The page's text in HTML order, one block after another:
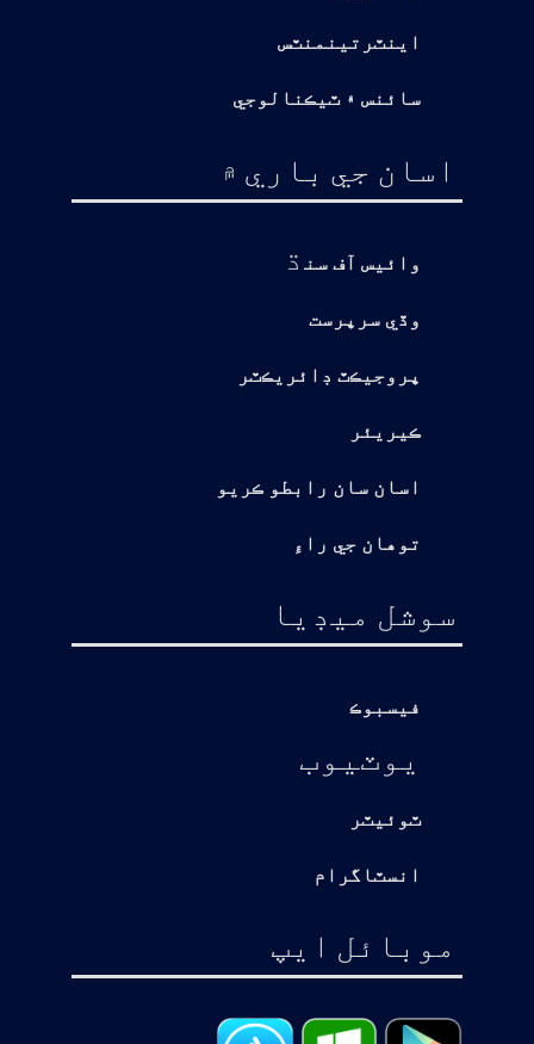
اينٽرتينمنٽس
سائنس ۽ ٽيڪنالوجي
اسان جي باري ۾
وائيس آف سن ڌ
وڏي سرپرست
پروجيڪٽ ڊائريڪٽر
ڪيريئر
اسان سان رابطو ڪريو
توهان جي راءِ
سوشل ميڊيا
فيسبوڪ
يوٽيوب
ٽوئيٽر
انسٽاگرام
موبائل ايپ